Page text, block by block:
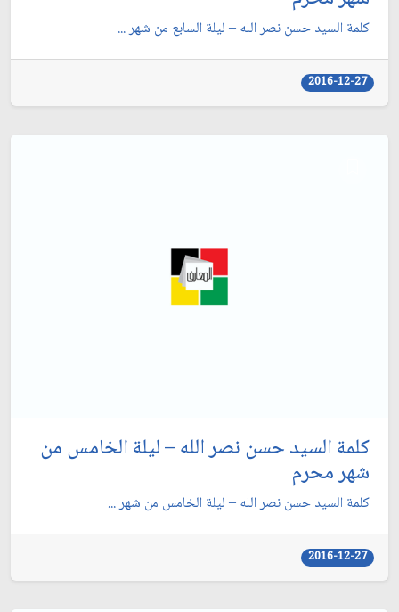
كلمة السيد حسن نصر الله – ليلة السابع من شهر ...
2016-12-27
كلمة السيد حسن نصر الله – ليلة الخامس من
شهر محرم
كلمة السيد حسن نصر الله – ليلة الخامس من شهر ...
2016-12-27